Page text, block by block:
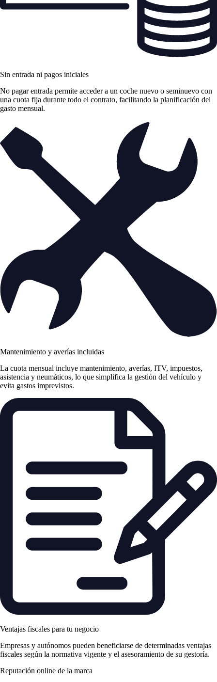
Sin entrada ni pagos iniciales
No pagar entrada permite acceder a un coche nuevo o seminuevo con
una cuota fija durante todo el contrato, facilitando la planificación del
gasto mensual.
Mantenimiento y averías incluidas
La cuota mensual incluye mantenimiento, averías, ITV, impuestos,
asistencia y neumáticos, lo que simplifica la gestión del vehículo y
evita gastos imprevistos.
Ventajas fiscales para tu negocio
Empresas y autónomos pueden beneficiarse de determinadas ventajas
fiscales según la normativa vigente y el asesoramiento de su gestoría.
Reputación online de la marca